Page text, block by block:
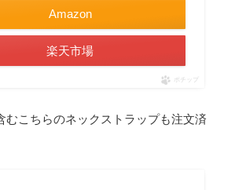
Amazon
楽天市場
ポチップ
むこちらのネックストラップも注文済